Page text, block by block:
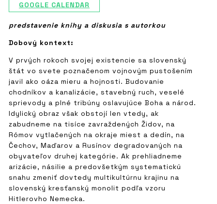
GOOGLE CALENDAR
predstavenie knihy a diskusia s autorkou
Dobový kontext:
V prvých rokoch svojej existencie sa slovenský
štát vo svete poznačenom vojnovým pustošením
javil ako oáza mieru a hojnosti. Budovanie
chodníkov a kanalizácie, stavebný ruch, veselé
sprievody a plné tribúny oslavujúce Boha a národ.
Idylický obraz však obstojí len vtedy, ak
zabudneme na tisíce zavraždených Židov, na
Rómov vytlačených na okraje miest a dedín, na
Čechov, Maďarov a Rusínov degradovaných na
obyvateľov druhej kategórie. Ak prehliadneme
arizácie, násilie a predovšetkým systematickú
snahu zmeniť dovtedy multikultúrnu krajinu na
slovenský kresťanský monolit podľa vzoru
Hitlerovho Nemecka.